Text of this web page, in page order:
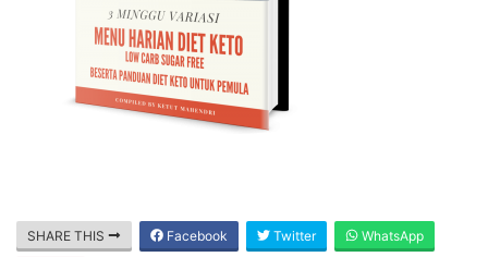
SHARE THIS Facebook Twitter WhatsApp